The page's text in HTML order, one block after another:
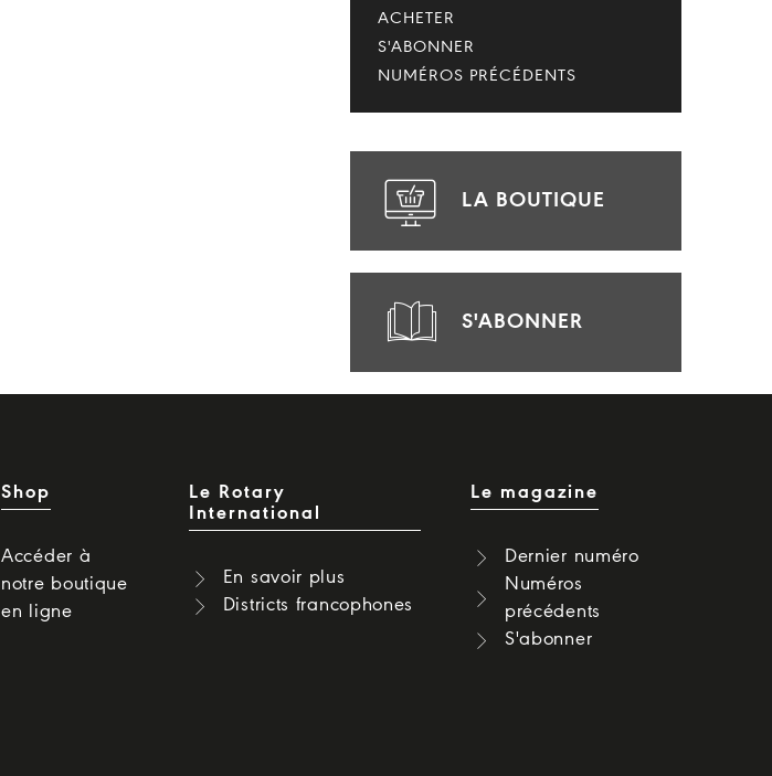
ACHETER
S'ABONNER
NUMÉROS PRÉCÉDENTS
LA BOUTIQUE
S'ABONNER
Shop
Accéder à
notre boutique
en ligne
Le Rotary
International
En savoir plus
Districts francophones
Le magazine
Dernier numéro
Numéros
précédents
S'abonner